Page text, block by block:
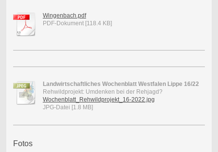
Wingenbach.pdf
PDF-Dokument [118.4 KB]
Landwirtschaftliches Wochenblatt Westfalen Lippe 16/22
Rehwildprojekt: Umdenken bei der Rehjagd?
Wochenblatt_Rehwildprojekt_16-2022.jpg
JPG-Datei [1.8 MB]
Fotos